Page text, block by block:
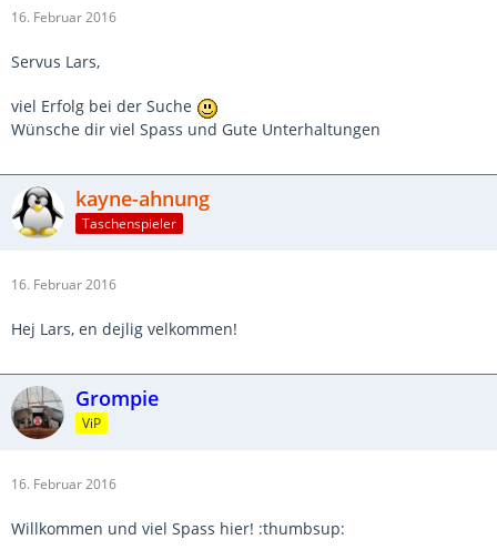
16. Februar 2016
Servus Lars,
viel Erfolg bei der Suche
Wünsche dir viel Spass und Gute Unterhaltungen
kayne-ahnung
Taschenspieler
16. Februar 2016
Hej Lars, en dejlig velkommen!
Grompie
ViP
16. Februar 2016
Willkommen und viel Spass hier! :thumbsup: